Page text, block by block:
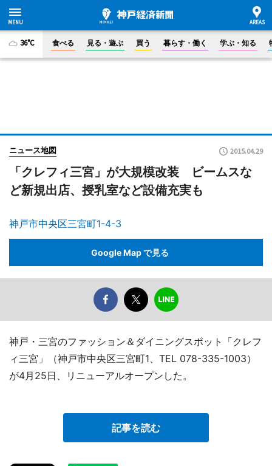
36°C 食べる 見る・遊ぶ 買う 暮らす・働く 学ぶ・知る
ニュース地図 2015.04.29
「クレフィ三宮」が大規模改装 ビームスな
ど新規出店、授乳室など設備充実も
神戸市中央区三宮町1-4-3
Google Map で見る
神戸・三宮のファッション＆ダイニングスポット「クレフ
ィ三宮」（神戸市中央区三宮町1、TEL 078-335-1003）
が4月25日、リニューアルオープンした。
記事を読む